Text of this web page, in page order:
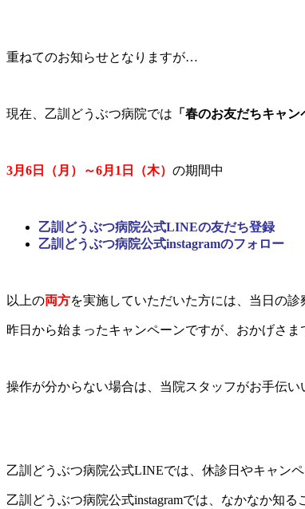
重ねてのお知らせとなりますが…
現在、乙訓どうぶつ病院では 「春のお友だちキャン
3月6日（月）～6月1日（木） の期間中
乙訓どうぶつ病院公式LINEの友だち登録
乙訓どうぶつ病院公式instagramのフォロー
以上の両方を実施していただいた方には、当日の診
昨日から始まったキャンペーンですが、おかげさ
操作が分からない場合は、当院スタッフがお手伝
乙訓どうぶつ病院公式LINEでは、休診日やキャン
乙訓どうぶつ病院公式instagramでは、なかなか知